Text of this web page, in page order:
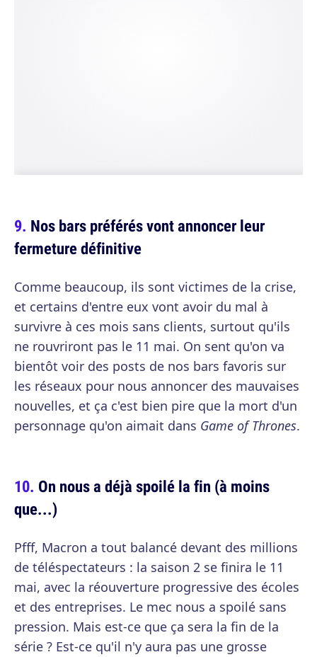
Nos bars préférés vont annoncer leur
fermeture définitive
Comme beaucoup, ils sont victimes de la crise,
et certains d'entre eux vont avoir du mal à
survivre à ces mois sans clients, surtout qu'ils
ne rouvriront pas le 11 mai. On sent qu'on va
bientôt voir des posts de nos bars favoris sur
les réseaux pour nous annoncer des mauvaises
nouvelles, et ça c'est bien pire que la mort d'un
personnage qu'on aimait dans Game of Thrones.
On nous a déjà spoilé la fin (à moins
que...)
Pfff, Macron a tout balancé devant des millions
de téléspectateurs : la saison 2 se finira le 11
mai, avec la réouverture progressive des écoles
et des entreprises. Le mec nous a spoilé sans
pression. Mais est-ce que ça sera la fin de la
série ? Est-ce qu'il n'y aura pas une grosse